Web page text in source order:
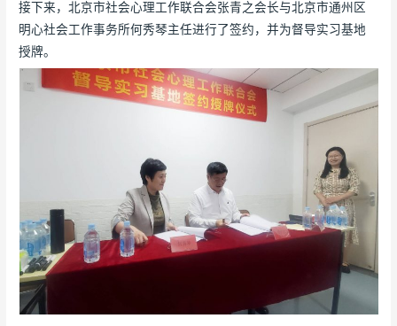
接下来，北京市社会心理工作联合会张青之会长与北京市通州区
明心社会工作事务所何秀琴主任进行了签约，并为督导实习基地
授牌。